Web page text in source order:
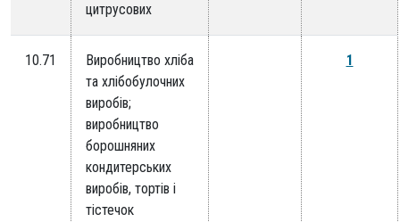
цитрусових
10.71
Виробництво хліба
та хлібобулочних
виробів;
виробництво
борошняних
кондитерських
виробів, тортів і
тістечок
1